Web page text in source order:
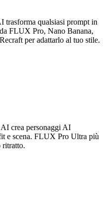
trasforma qualsiasi prompt in
FLUX Pro, Nano Banana,
per adattarlo al tuo stile.
crea personaggi AI
e scena. FLUX Pro Ultra più
ritratto.